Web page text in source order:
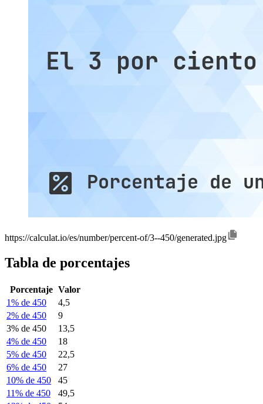
https://calculat.io/es/number/percent-of/3--450/generated.jpg
Tabla de porcentajes
Porcentaje Valor
1% de 450
4,5
2% de 450
9
3% de 450
13,5
4% de 450
18
5% de 450
22,5
6% de 450
27
10% de 450
45
11% de 450
49,5